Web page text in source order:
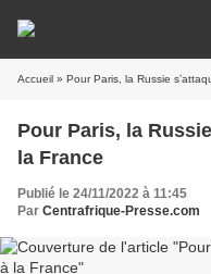
Accueil » Pour Paris, la Russie
Pour Paris, la
la France
Publié le 24/11/2022 à 11:45
Par Centrafrique-Presse.com